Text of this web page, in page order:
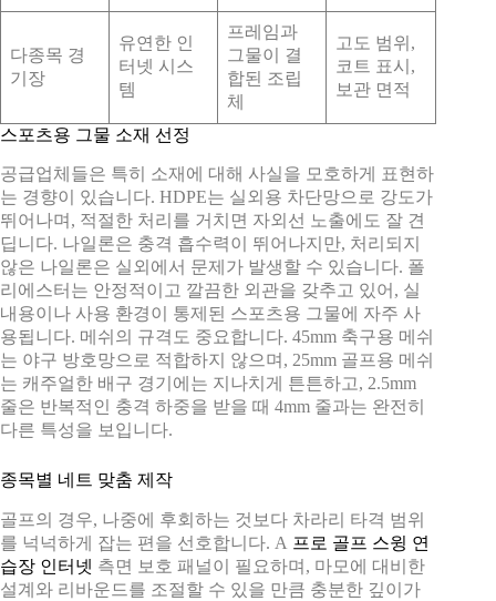
다종목 경
기장
유연한 인
터넷 시스
템
프레임과
그물이 결
합된 조립
체
고도 범위,
코트 표시,
보관 면적
스포츠용 그물 소재 선정
공급업체들은 특히 소재에 대해 사실을 모호하게 표현하
는 경향이 있습니다. HDPE는 실외용 차단망으로 강도가
뛰어나며, 적절한 처리를 거치면 자외선 노출에도 잘 견
딥니다. 나일론은 충격 흡수력이 뛰어나지만, 처리되지
않은 나일론은 실외에서 문제가 발생할 수 있습니다. 폴
리에스터는 안정적이고 깔끔한 외관을 갖추고 있어, 실
내용이나 사용 환경이 통제된 스포츠용 그물에 자주 사
용됩니다. 메쉬의 규격도 중요합니다. 45mm 축구용 메쉬
는 야구 방호망으로 적합하지 않으며, 25mm 골프용 메쉬
는 캐주얼한 배구 경기에는 지나치게 튼튼하고, 2.5mm
줄은 반복적인 충격 하중을 받을 때 4mm 줄과는 완전히
다른 특성을 보입니다.
종목별 네트 맞춤 제작
골프의 경우, 나중에 후회하는 것보다 차라리 타격 범위
를 넉넉하게 잡는 편을 선호합니다. A 프로 골프 스윙 연
습장 인터넷 측면 보호 패널이 필요하며, 마모에 대비한
설계와 리바운드를 조절할 수 있을 만큼 충분한 깊이가